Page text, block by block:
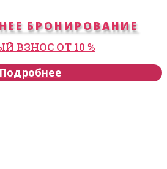
БРОНИРОВАНИЕ
ВЗНОС ОТ 10 %
Подробнее